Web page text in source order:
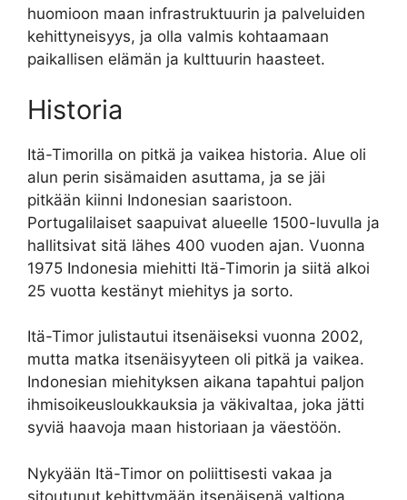
huomioon maan infrastruktuurin ja palveluiden
kehittyneisyys, ja olla valmis kohtaamaan
paikallisen elämän ja kulttuurin haasteet.
Historia
Itä-Timorilla on pitkä ja vaikea historia. Alue oli
alun perin sisämaiden asuttama, ja se jäi
pitkään kiinni Indonesian saaristoon.
Portugalilaiset saapuivat alueelle 1500-luvulla ja
hallitsivat sitä lähes 400 vuoden ajan. Vuonna
1975 Indonesia miehitti Itä-Timorin ja siitä alkoi
25 vuotta kestänyt miehitys ja sorto.
Itä-Timor julistautui itsenäiseksi vuonna 2002,
mutta matka itsenäisyyteen oli pitkä ja vaikea.
Indonesian miehityksen aikana tapahtui paljon
ihmisoikeusloukkauksia ja väkivaltaa, joka jätti
syviä haavoja maan historiaan ja väestöön.
Nykyään Itä-Timor on poliittisesti vakaa ja
sitoutunut kehittymään itsenäisenä valtiona.